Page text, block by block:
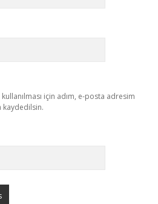
için adım, e-posta adresim
kaydedilsin.